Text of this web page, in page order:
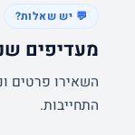
💬 יש שאלות?
מעדיפים
התחייבות.